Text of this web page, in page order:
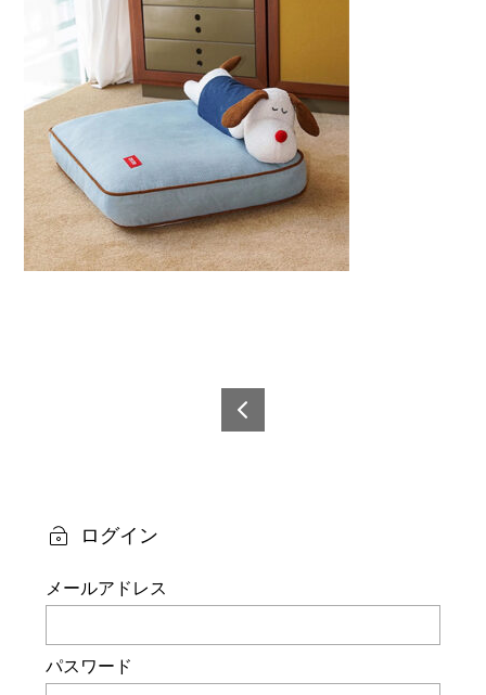
ー
シ
ョ
ログイン
メールアドレス
パスワード